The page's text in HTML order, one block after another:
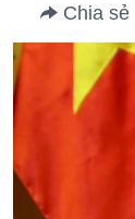
hướng
chính
Đi
"Tìm"
DIỄN ĐÀN
MỤC
TỰ DO BÁO
NGƯỜI
ĐỜI SỐNG
CHUYÊN ĐỀ
CHIẾN
HÀNH
VIDEO
NGHE
Chia sẻ